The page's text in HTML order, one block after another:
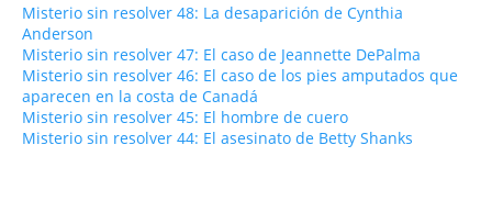
Misterio sin resolver 48: La desaparición de Cynthia
Anderson
Misterio sin resolver 47: El caso de Jeannette DePalma
Misterio sin resolver 46: El caso de los pies amputados que
aparecen en la costa de Canadá
Misterio sin resolver 45: El hombre de cuero
Misterio sin resolver 44: El asesinato de Betty Shanks